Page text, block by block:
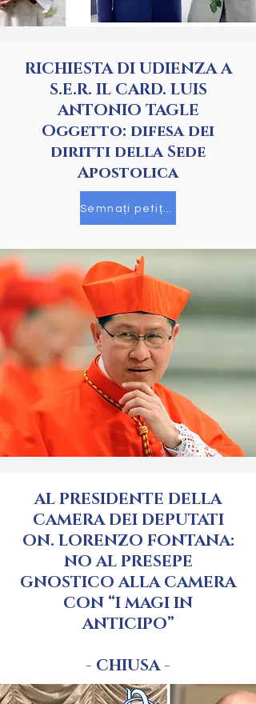
RICHIESTA DI UDIENZA A
S.E.R. IL CARD. LUIS
ANTONIO TAGLE
Oggetto: difesa dei
diritti della Sede
Apostolica
Semnați petiția
AL PRESIDENTE DELLA
CAMERA DEI DEPUTATI
ON. LORENZO FONTANA:
NO AL PRESEPE
GNOSTICO ALLA CAMERA
CON “I MAGI IN
ANTICIPO”
- CHIUSA -